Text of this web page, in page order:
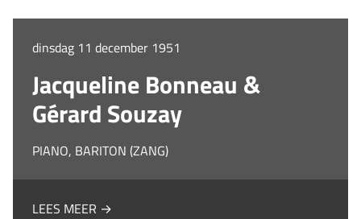
dinsdag 11 december 1951
Jacqueline Bonneau &
Gérard Souzay
PIANO, BARITON (ZANG)
LEES MEER →